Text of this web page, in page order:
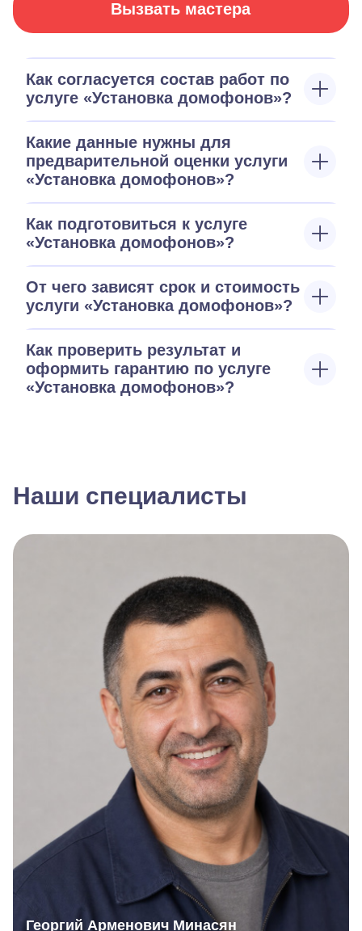
Вызвать мастера
Как согласуется состав работ по
услуге «Установка домофонов»?
Какие данные нужны для
предварительной оценки услуги
«Установка домофонов»?
Как подготовиться к услуге
«Установка домофонов»?
От чего зависят срок и стоимость
услуги «Установка домофонов»?
Как проверить результат и
оформить гарантию по услуге
«Установка домофонов»?
Наши специалисты
Георгий Арменович Минасян